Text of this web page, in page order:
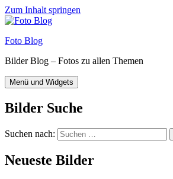
Zum Inhalt springen
Foto Blog
Bilder Blog – Fotos zu allen Themen
Menü und Widgets
Bilder Suche
Suchen nach:
Neueste Bilder